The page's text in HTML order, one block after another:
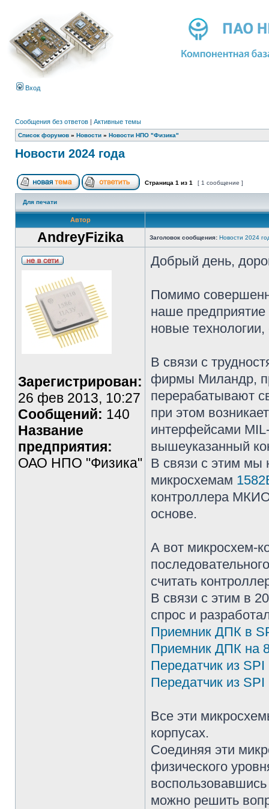
Вход
Сообщения без ответов | Активные темы
Список форумов » Новости » Новости НПО "Физика"
Новости 2024 года
Страница 1 из 1 [ 1 сообщение ]
Для печати
Автор
AndreyFizika Заголовок сообщения: Новости 2024
Зарегистрирован:
26 фев 2013, 10:27
Сообщений: 140
Название
предприятия:
ОАО НПО "Физика"
Добрый день,
Помимо
наше
новые
В связи с
фирмы Миландр,
перерабатывают
при этом
интерфейсами
вышеуказанный
В связи с этим мы
микросхемам
контроллера
основе.
А вот микросхем-
считать
В связи с этим в
спрос и
Приемник ДПК в
Приемник ДПК на
Передатчик из
Передатчик из
Все эти
корпусах.
Соединяя эти
физического
можно решить